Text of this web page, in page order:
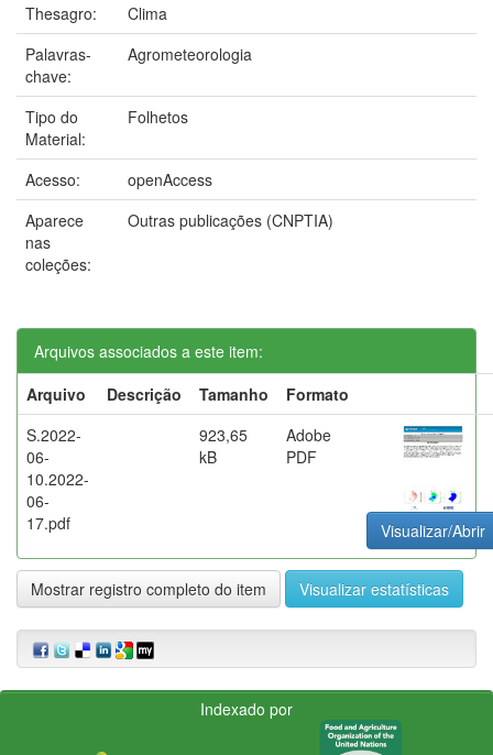
Thesagro:
Clima
Palavras-
chave:
Agrometeorologia
Tipo do
Material:
Folhetos
Acesso:
openAccess
Aparece
nas
coleções:
Outras publicações (CNPTIA)
Arquivos associados a este item:
Arquivo
Descrição Tamanho
Formato
S.2022-
06-
10.2022-
06-
17.pdf
923,65
kB
Adobe
PDF
Visualizar/Abrir
Mostrar registro completo do item Visualizar estatísticas
Indexado por